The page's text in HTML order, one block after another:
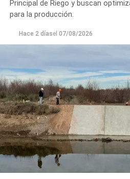
Principal de Riego y buscan
para la producción.
Hace 2 díasel 07/08/2026